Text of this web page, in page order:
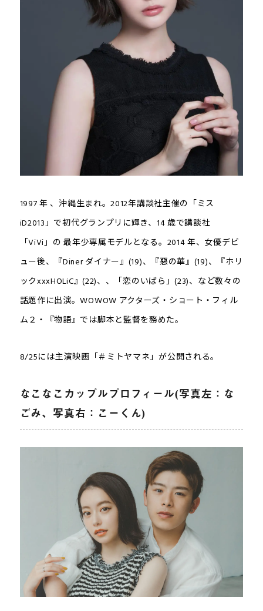
1997 年 、沖縄生まれ。2012年講談社主催の「ミス
iD2013」で初代グランプリに輝き、14 歳で講談社
「ViVi」の 最年少専属モデルとなる。2014 年、女優デビ
ュー後、『Diner ダイナー』(19)、『惡の華』(19)、『ホリ
ックxxxHOLiC』(22)、、「恋のいばら」(23)、など数々の
話題作に出演。WOWOW アクターズ・ショート・フィル
ム２・『物語』では脚本と監督を務めた。
8/25には主演映画「＃ミトヤマネ」が公開される。
なこなこカップルプロフィール(写真左：な
ごみ、写真右：こーくん)